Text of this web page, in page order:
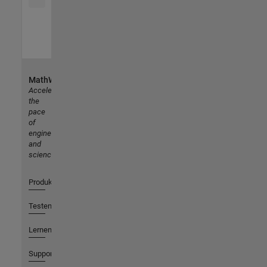
MathWorks
Accelerating
the
pace
of
engineering
and
science
Produkte
Testen oder Kaufen
Lernen
Support